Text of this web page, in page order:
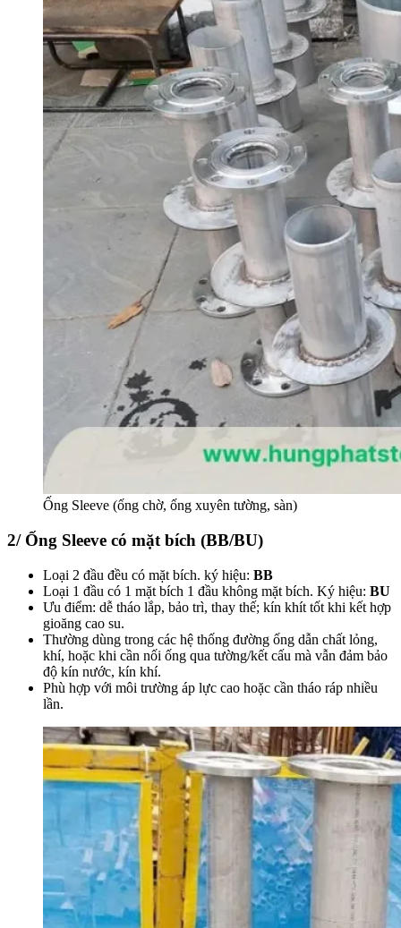
Ống Sleeve (ống chờ, ống xuyên tường, sàn)
2/ Ống Sleeve có mặt bích (BB/BU)
Loại 2 đầu đều có mặt bích. ký hiệu: BB
Loại 1 đầu có 1 mặt bích 1 đầu không mặt bích. Ký hiệu: BU
Ưu điểm: dễ tháo lắp, bảo trì, thay thế; kín khít tốt khi kết hợp
gioăng cao su.
Thường dùng trong các hệ thống đường ống dẫn chất lỏng,
khí, hoặc khi cần nối ống qua tường/kết cấu mà vẫn đảm bảo
độ kín nước, kín khí.
Phù hợp với môi trường áp lực cao hoặc cần tháo ráp nhiều
lần.